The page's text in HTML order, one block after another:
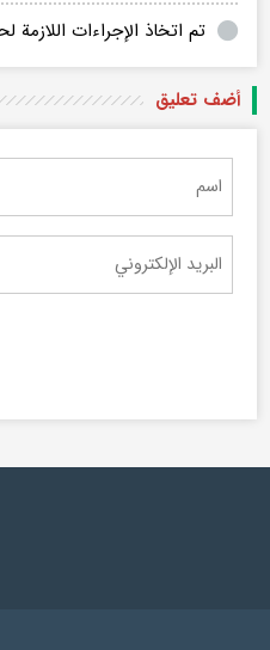
تم اتخاذ الإجراءات اللازمة
أضف تعليق